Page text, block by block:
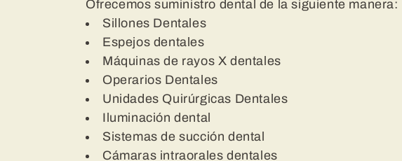
c
c
i
ó
Ofrecemos suministro dental de la siguiente manera:
Sillones Dentales
Espejos dentales
Máquinas de rayos X dentales
Operarios Dentales
Unidades Quirúrgicas Dentales
Iluminación dental
Sistemas de succión dental
Cámaras intraorales dentales